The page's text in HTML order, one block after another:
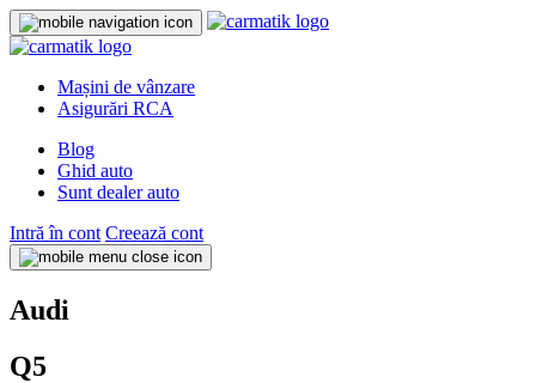
Mașini de vânzare
Asigurări RCA
Blog
Ghid auto
Sunt dealer auto
Intră în cont Creează cont
Audi
Q5